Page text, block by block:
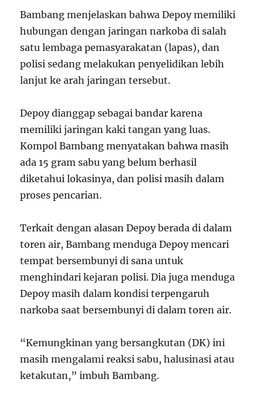
Bambang menjelaskan bahwa Depoy memiliki
hubungan dengan jaringan narkoba di salah
satu lembaga pemasyarakatan (lapas), dan
polisi sedang melakukan penyelidikan lebih
lanjut ke arah jaringan tersebut.
Depoy dianggap sebagai bandar karena
memiliki jaringan kaki tangan yang luas.
Kompol Bambang menyatakan bahwa masih
ada 15 gram sabu yang belum berhasil
diketahui lokasinya, dan polisi masih dalam
proses pencarian.
Terkait dengan alasan Depoy berada di dalam
toren air, Bambang menduga Depoy mencari
tempat bersembunyi di sana untuk
menghindari kejaran polisi. Dia juga menduga
Depoy masih dalam kondisi terpengaruh
narkoba saat bersembunyi di dalam toren air.
“Kemungkinan yang bersangkutan (DK) ini
masih mengalami reaksi sabu, halusinasi atau
ketakutan,” imbuh Bambang.